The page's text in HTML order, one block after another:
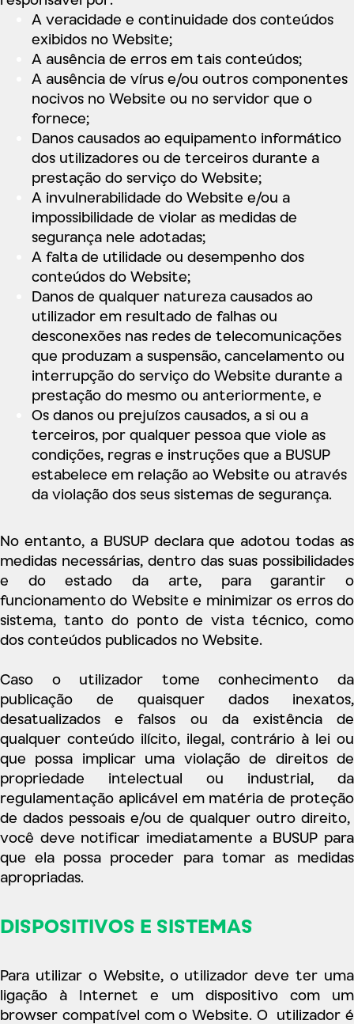
A veracidade e continuidade dos conteúdos
exibidos no Website;
A ausência de erros em tais conteúdos;
A ausência de vírus e/ou outros componentes
nocivos no Website ou no servidor que o
fornece;
Danos causados ao equipamento informático
dos utilizadores ou de terceiros durante a
prestação do serviço do Website;
A invulnerabilidade do Website e/ou a
impossibilidade de violar as medidas de
segurança nele adotadas;
A falta de utilidade ou desempenho dos
conteúdos do Website;
Danos de qualquer natureza causados ao
utilizador em resultado de falhas ou
desconexões nas redes de telecomunicações
que produzam a suspensão, cancelamento ou
interrupção do serviço do Website durante a
prestação do mesmo ou anteriormente, e
Os danos ou prejuízos causados, a si ou a
terceiros, por qualquer pessoa que viole as
condições, regras e instruções que a BUSUP
estabelece em relação ao Website ou através
da violação dos seus sistemas de segurança.
No entanto, a BUSUP declara que adotou todas as
medidas necessárias, dentro das suas possibilidades
e do estado da arte, para garantir o
funcionamento do Website e minimizar os erros do
sistema, tanto do ponto de vista técnico, como
dos conteúdos publicados no Website.
Caso o utilizador tome conhecimento da
publicação de quaisquer dados inexatos,
desatualizados e falsos ou da existência de
qualquer conteúdo ilícito, ilegal, contrário à lei ou
que possa implicar uma violação de direitos de
propriedade intelectual ou industrial, da
regulamentação aplicável em matéria de proteção
de dados pessoais e/ou de qualquer outro direito,
você deve notificar imediatamente a BUSUP para
que ela possa proceder para tomar as medidas
apropriadas.
DISPOSITIVOS E SISTEMAS
Para utilizar o Website, o utilizador deve ter uma
ligação à Internet e um dispositivo com um
browser compatível com o Website. O utilizador é